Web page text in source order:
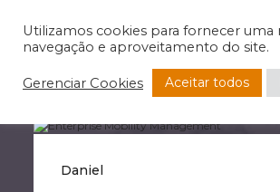
Daniel
Utilizamos cookies para fornecer
navegação e aproveitamento do site.
Gerenciar Cookies Aceitar todos